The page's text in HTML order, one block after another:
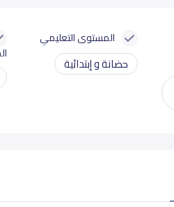
المستوى التعليمي
حضانة و إبتدائية